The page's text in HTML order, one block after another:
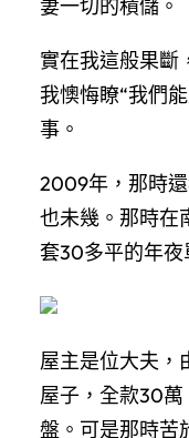
妻一切的積儲。
實在我這般果斷
我懊悔瞭“我們
事。
2009年，那時
也未幾。那時在
套30多平的年夜
屋主是位大夫，
屋子，全款30
盤。可是那時苦